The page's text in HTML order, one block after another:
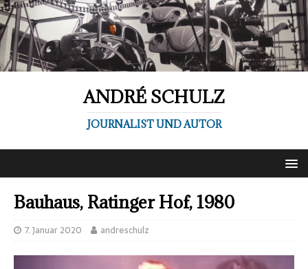
ANDRÉ SCHULZ
JOURNALIST UND AUTOR
Bauhaus, Ratinger Hof, 1980
7. Januar 2020 andreschulz